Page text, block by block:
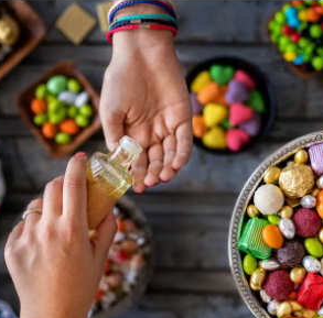
Bayburt
Karaman
Kırıkkale
Batman
Şırnak
Bartın
Ardahan